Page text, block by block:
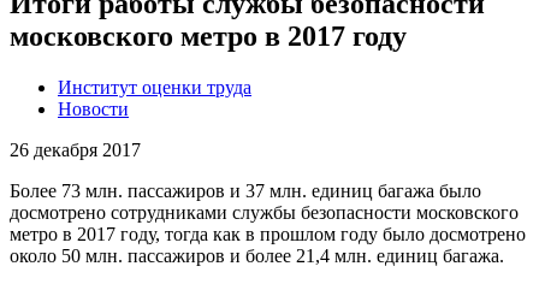
московского метро в 2017 году
Институт оценки труда
Новости
26 декабря 2017
Более 73 млн. пассажиров и 37 млн. единиц багажа было
досмотрено сотрудниками службы безопасности московского
метро в 2017 году, тогда как в прошлом году было досмотрено
около 50 млн. пассажиров и более 21,4 млн. единиц багажа.